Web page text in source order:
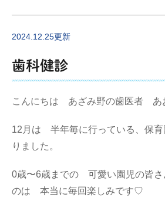
2024.12.25更新
歯科健診
こんにちは あざみ野の歯医者 あ
12月は 半年毎に行っている、保育
りました。
0歳〜6歳までの 可愛い園児の皆さ
のは 本当に毎回楽しみです♡